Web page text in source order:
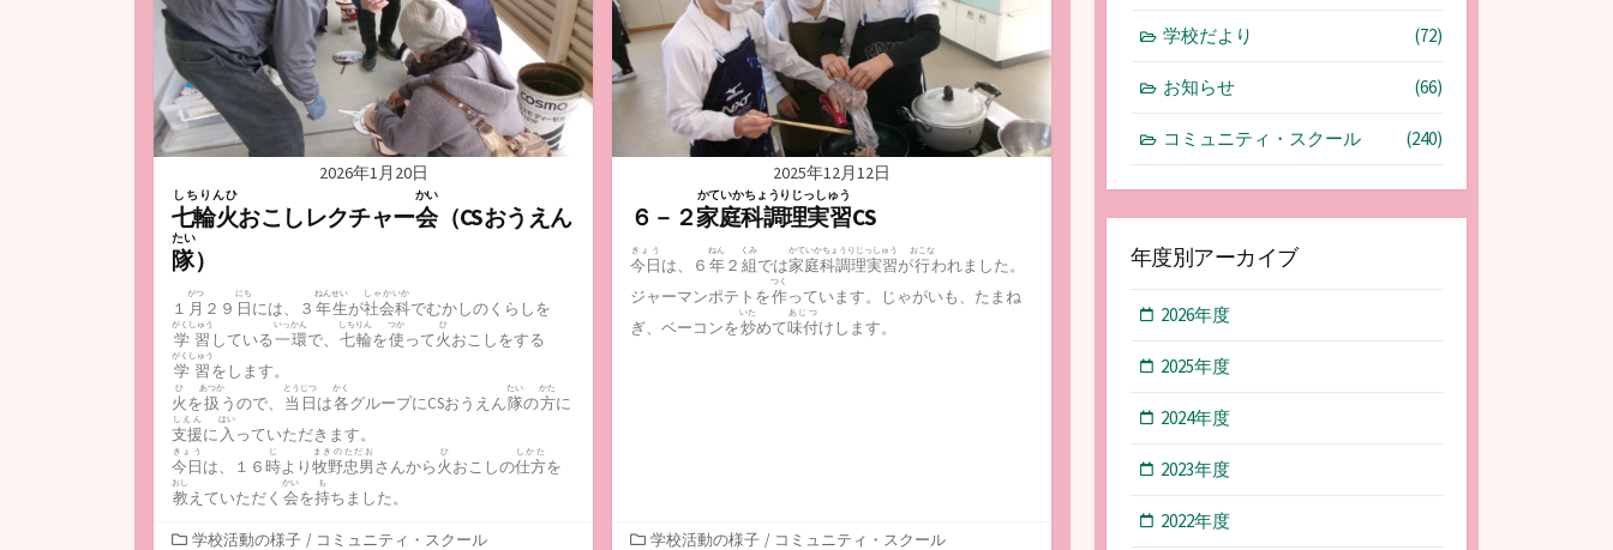
2026年1月20日
七輪火
しちりんひ
おこしレクチャー会
かい
（CSおうえん
隊
たい
）
１ 月
がつ
２９ 日
にち
には、３ 年生
ねんせい
が社会科
しゃかいか
でむかしのくらしを
学習
がくしゅう
している一環
いっかん
で、 七輪
しちりん
を使
つか
って火
ひ
おこしをする
学習
がくしゅう
をします。
火
ひ
を扱
あつか
うので、 当日
とうじつ
は各
かく
グループにCSおうえん隊
たい
の方
かた
に
支援
しえん
に 入
はい
っていただきます。
今日
きょう
は、１６時
じ
より牧野忠男
まきのただお
さんから火
ひ
おこしの仕方
しかた
を
教
おし
えていただく 会
かい
を持
も
ちました。
カ学校活動の様子 / コミュニティ・スクール
2025年12月12日
６－２家庭科調理実習
かていかちょうりじっしゅう
CS
今日
きょう
は、６ 年
ねん
２ 組
くみ
では家庭科調理実習
かていかちょうりじっしゅう
が行
おこな
われました。
ジャーマンポテトを作
つく
っています。じゃがいも、たまね
ぎ、ベーコンを炒
いた
めて味付
あじつ
けします。
カ学校活動の様子 / コミュニティ・スクール
学校だより (72)
お知らせ (66)
コミュニティ・スクール (240)
年度別アーカイブ
2026年度
2025年度
2024年度
2023年度
2022年度